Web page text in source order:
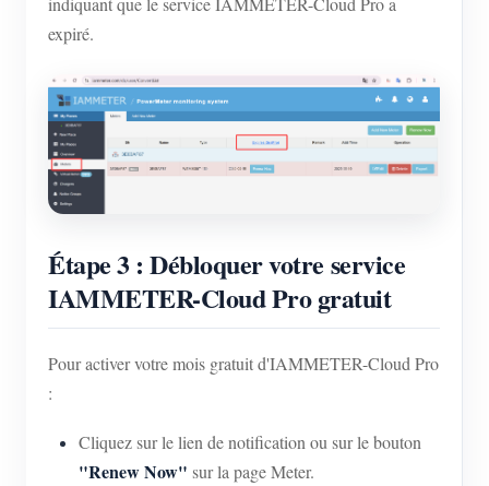
expiré.
Étape 3 : Débloquer votre service
IAMMETER-Cloud Pro gratuit
Pour activer votre mois gratuit d'IAMMETER-Cloud Pro
:
Cliquez sur le lien de notification ou sur le bouton
"Renew Now" sur la page Meter.